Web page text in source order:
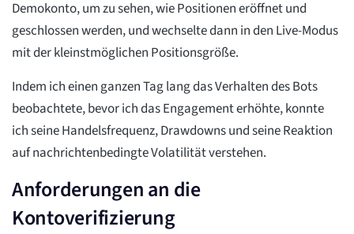
Demokonto, um zu sehen, wie Positionen eröffnet und
geschlossen werden, und wechselte dann in den Live-Modus
mit der kleinstmöglichen Positionsgröße.
Indem ich einen ganzen Tag lang das Verhalten des Bots
beobachtete, bevor ich das Engagement erhöhte, konnte
ich seine Handelsfrequenz, Drawdowns und seine Reaktion
auf nachrichtenbedingte Volatilität verstehen.
Anforderungen an die
Kontoverifizierung